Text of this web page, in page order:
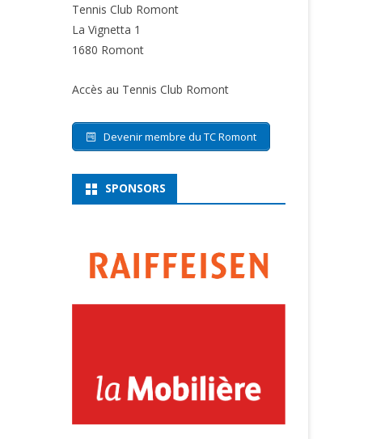
Tennis Club Romont
La Vignetta 1
1680 Romont
Accès au Tennis Club Romont
Devenir membre du TC Romont
SPONSORS